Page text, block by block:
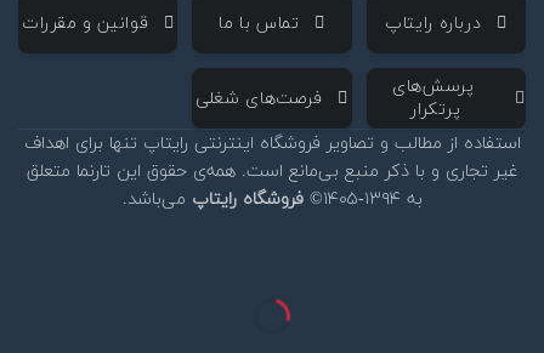
‌ درباره رایتاپ ‌ تماس با ما ‌ قوانین و مقررات
‌ پرسش‌های
پرتکرار
‌ فرصت‌های شغلی
استفاده از مطالب و تصاویر فروشگاه اینترنتی رایتاپ تنها برای اهداف
غیر تجاری و با ذکر منبع بی‌مانع است. همه‌ی حقوق این تارنما متعلق
به ۱۳۹۴-۱۴۰۵©
فروشگاه رایتاپ می‌باشد.